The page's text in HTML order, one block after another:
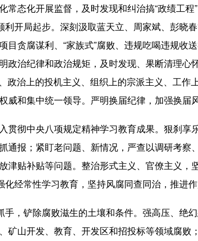
态化开展监督，及时发现和纠治搞“政绩工程
利开局起步。深刻汲取蓝天立、周家斌、彭晓
目贪腐谋利、“家族式”腐败、违规吃喝违规收
政治纪律和政治规矩，及时发现、果断清理心
政治上的投机主义、组织上的宗派主义、工作
和集中统一领导。严明换届纪律，加强换届
彻中央八项规定精神学习教育成果。狠刹享乐
通报；紧盯老问题、新情况，严查以调研考察
津贴补贴等问题。整治形式主义、官僚主义，
经常性学习教育，坚持风腐同查同治，推进作
，铲除腐败滋生的土壤和条件。强高压、绝
山开发、教育、开发区和招投标等领域腐败